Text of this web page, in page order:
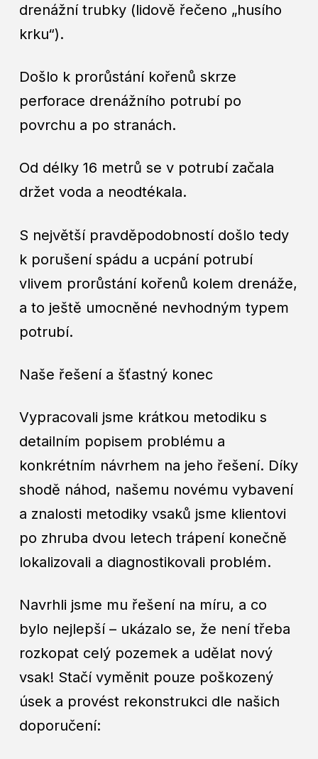
drenážní trubky (lidově řečeno „husího
krku“).
Došlo k prorůstání kořenů skrze
perforace drenážního potrubí po
povrchu a po stranách.
Od délky 16 metrů se v potrubí začala
držet voda a neodtékala.
S největší pravděpodobností došlo tedy
k porušení spádu a ucpání potrubí
vlivem prorůstání kořenů kolem drenáže,
a to ještě umocněné nevhodným typem
potrubí.
Naše řešení a šťastný konec
Vypracovali jsme krátkou metodiku s
detailním popisem problému a
konkrétním návrhem na jeho řešení. Díky
shodě náhod, našemu novému vybavení
a znalosti metodiky vsaků jsme klientovi
po zhruba dvou letech trápení konečně
lokalizovali a diagnostikovali problém.
Navrhli jsme mu řešení na míru, a co
bylo nejlepší – ukázalo se, že není třeba
rozkopat celý pozemek a udělat nový
vsak! Stačí vyměnit pouze poškozený
úsek a provést rekonstrukci dle našich
doporučení: